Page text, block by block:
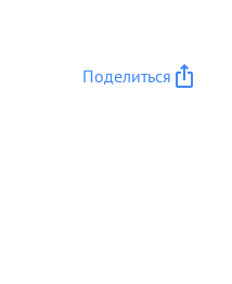
Поделиться